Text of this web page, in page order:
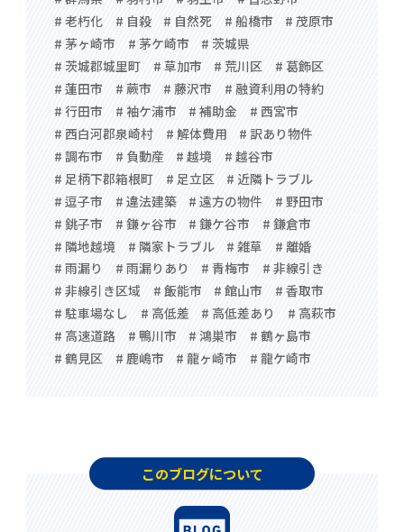
# 老朽化
# 自殺 # 自然死 # 船橋市
# 茂原市
# 茅ヶ崎市
# 茅ケ崎市
# 茨城県
# 茨城郡城里町
# 草加市 # 荒川区
# 葛飾区
# 蓮田市
# 蕨市 # 藤沢市
# 融資利用の特約
# 行田市
# 袖ケ浦市 # 補助金
# 西宮市
# 西白河郡泉崎村
# 解体費用
# 訳あり物件
# 調布市
# 負動産 # 越境
# 越谷市
# 足柄下郡箱根町
# 足立区
# 近隣トラブル
# 逗子市
# 違法建築 # 遠方の物件
# 野田市
# 銚子市
# 鎌ヶ谷市 # 鎌ケ谷市
# 鎌倉市
# 隣地越境
# 隣家トラブル # 雑草
# 離婚
# 雨漏り
# 雨漏りあり # 青梅市
# 非線引き
# 非線引き区域
# 飯能市 # 館山市
# 香取市
# 駐車場なし
# 高低差 # 高低差あり
# 高萩市
# 高速道路
# 鴨川市 # 鴻巣市
# 鶴ヶ島市
# 鶴見区
# 鹿嶋市 # 龍ヶ崎市 # 龍ケ崎市
このブログについて